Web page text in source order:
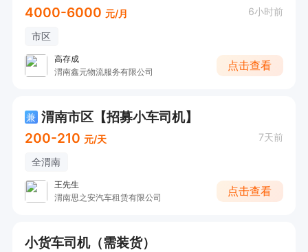
4000-6000 元/月 6小时前
市区
高存成
渭南鑫元物流服务有限公司
点击查看
兼 渭南市区【招募小车司机】
200-210 元/天 7天前
全渭南
王先生
渭南思之安汽车租赁有限公司
点击查看
小货车司机（需装货）